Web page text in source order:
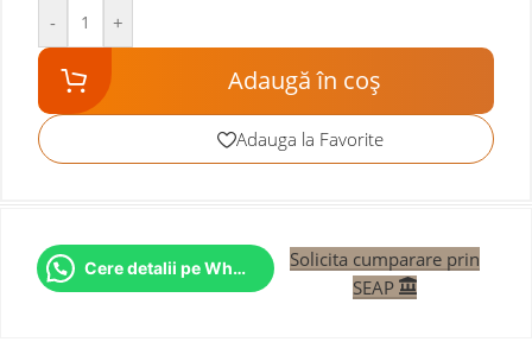
- +
Adaugă în coș
Adauga la Favorite
Cere detalii pe WhatsApp
Solicita cumparare prin
SEAP